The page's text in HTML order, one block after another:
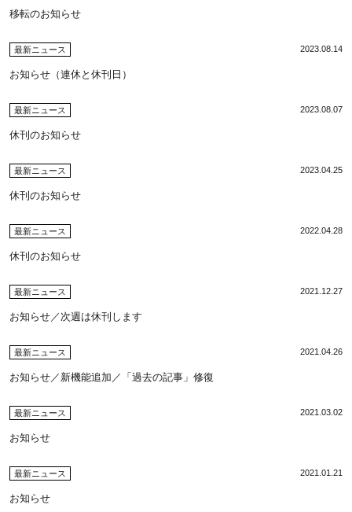
移転のお知らせ
最新ニュース 2023.08.14
お知らせ（連休と休刊日）
最新ニュース 2023.08.07
休刊のお知らせ
最新ニュース 2023.04.25
休刊のお知らせ
最新ニュース 2022.04.28
休刊のお知らせ
最新ニュース 2021.12.27
お知らせ／次週は休刊します
最新ニュース 2021.04.26
お知らせ／新機能追加／「過去の記事」修復
最新ニュース 2021.03.02
お知らせ
最新ニュース 2021.01.21
お知らせ